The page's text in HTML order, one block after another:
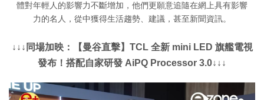
體對年輕人的影響力不斷增加，他們更願意追隨在網上具有影響
力的名人，從中獲得生活趨勢、建議，甚至新聞資訊。
↓↓↓同場加映：【曼谷直擊】TCL 全新 mini LED 旗艦電視
發布！搭配自家研發 AiPQ Processor 3.0↓↓↓